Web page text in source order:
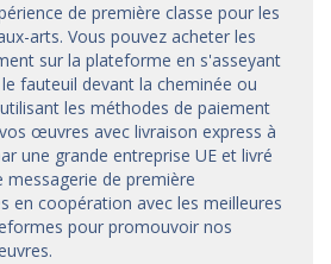
de première classe pour les
arts. Vous pouvez acheter les
sur la plateforme en s'asseyant
fauteuil devant la cheminée ou
les méthodes de paiement
œuvres avec livraison express à
une grande entreprise UE et livré
messagerie de première
en coopération avec les meilleures
pour promouvoir nos